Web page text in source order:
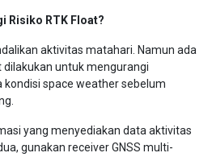
Risiko RTK Float?
aktivitas matahari. Namun ada
untuk mengurangi
space weather sebelum
yang menyediakan data aktivitas
gunakan receiver GNSS multi-